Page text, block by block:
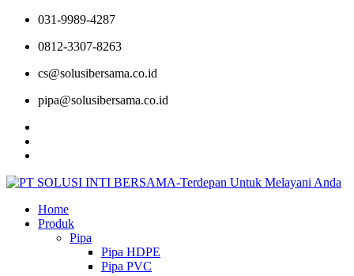
031-9989-4287
0812-3307-8263
cs@solusibersama.co.id
pipa@solusibersama.co.id
Home
Produk
Pipa
Pipa HDPE
Pipa PVC